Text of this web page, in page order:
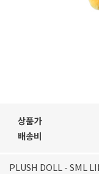
상품가
배송비
PLUSH DOLL - SML